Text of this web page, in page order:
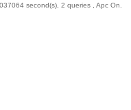
second(s), 2 queries , Apc On.